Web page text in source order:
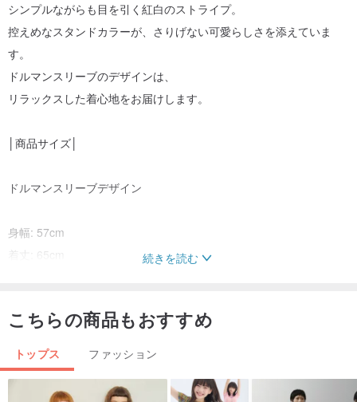
シンプルながらも目を引く紅白のストライプ。
控えめなスタンドカラーが、さりげない可愛らしさを添えていま
す。
ドルマンスリーブのデザインは、
リラックスした着心地をお届けします。
│商品サイズ│
ドルマンスリーブデザイン
身幅: 57cm
着丈: 65cm
す。
│お手入れ方法│
続きを読む
こちらの商品もおすすめ
トップス ファッション